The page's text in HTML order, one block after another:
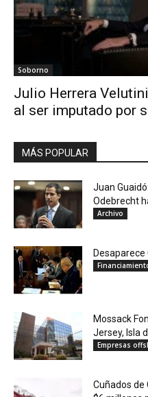
Soborno
Julio Herrera
al ser imputado por
MÁS POPULAR
Juan
Odebrecht
Archivo
Desaparece
Mossack
Jersey, Isla
Empresas
Cuñados de